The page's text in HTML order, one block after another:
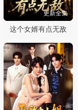
更新全集
这个女婿有点无敌